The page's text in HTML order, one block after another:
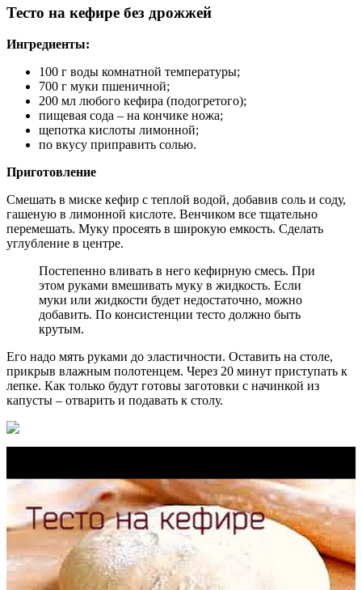
Тесто на кефире без дрожжей
Ингредиенты:
100 г воды комнатной температуры;
700 г муки пшеничной;
200 мл любого кефира (подогретого);
пищевая сода – на кончике ножа;
щепотка кислоты лимонной;
по вкусу приправить солью.
Приготовление
Смешать в миске кефир с теплой водой, добавив соль и соду,
гашеную в лимонной кислоте. Венчиком все тщательно
перемешать. Муку просеять в широкую емкость. Сделать
углубление в центре.
Постепенно вливать в него кефирную смесь. При
этом руками вмешивать муку в жидкость. Если
муки или жидкости будет недостаточно, можно
добавить. По консистенции тесто должно быть
крутым.
Его надо мять руками до эластичности. Оставить на столе,
прикрыв влажным полотенцем. Через 20 минут приступать к
лепке. Как только будут готовы заготовки с начинкой из
капусты – отварить и подавать к столу.